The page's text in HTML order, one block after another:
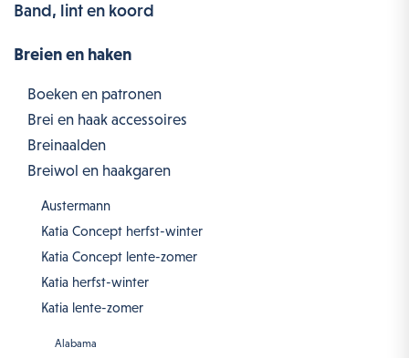
Band, lint en koord
Breien en haken
Boeken en patronen
Brei en haak accessoires
Breinaalden
Breiwol en haakgaren
Austermann
Katia Concept herfst-winter
Katia Concept lente-zomer
Katia herfst-winter
Katia lente-zomer
Alabama